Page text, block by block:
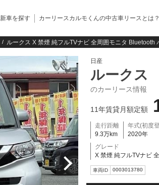
新車を探す カーリースカルモくんの中古車リースとは？
ルークス X 禁煙 純フルTVナビ 全周囲モニタ Bluetooth
日産
ルークス
のカーリース情報
11年賃貸月額定額
走行距離
9.3万km
年式(初度
2020年
グレード
X 禁煙 純フルTVナビ
車両ID 0003013780